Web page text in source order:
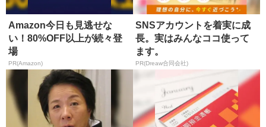
Amazon今日も見逃せな
い！80%OFF以上が続々登
場
PR(Amazon)
SNSアカウントを着実に成
長。実はみんなココ使って
ます。
PR(Dreaw合同会社)